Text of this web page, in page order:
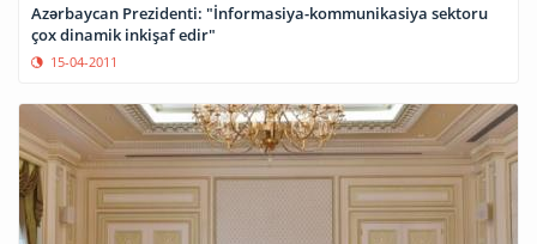
Azərbaycan Prezidenti: "İnformasiya-kommunikasiya sektoru
çox dinamik inkişaf edir"
15-04-2011